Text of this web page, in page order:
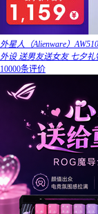
外星人（Alienware）
外设 送男友送女友 七夕礼
10000条评价